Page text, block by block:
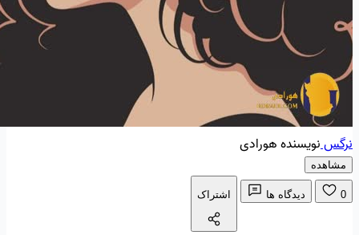
نرگسنویسنده هورادی
مشاهده
0 دیدگاه ها اشتراک